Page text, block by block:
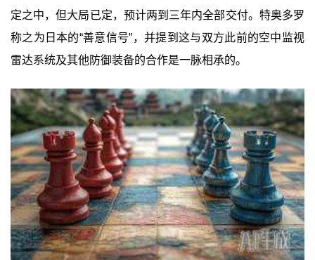
定之中，但大局已定，预计两到三年内全部交付。特奥多罗
称之为日本的“善意信号”，并提到这与双方此前的空中监视
雷达系统及其他防御装备的合作是一脉相承的。